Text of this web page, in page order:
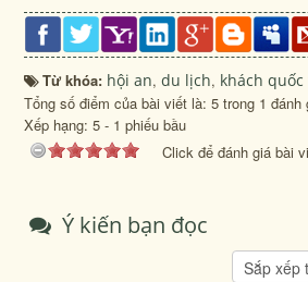
Từ khóa: hội an,du lịch, khách quốc
Tổng số điểm của bài viết là: 5 trong 1 đánh
Xếp hạng:5 - 1 phiếu bầu
Click để đánh giá bài
Ý kiến bạn đọc